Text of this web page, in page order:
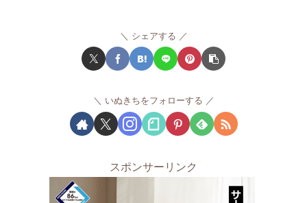
シェアする
いぬきちをフォローする
スポンサーリンク